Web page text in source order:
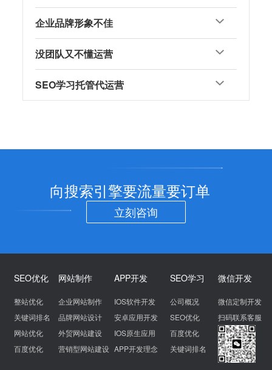
企业品牌形象不佳
没团队又不懂运营
SEO学习托管代运营
向搜索引擎要流量要订单
立刻咨询
SEO优化
整站优化
关键词排名
网站优化
百度优化
网站制作
企业网站制作
品牌网站设计
外贸网站建设
营销型网站建设
APP开发
IOS软件开发
安卓应用开发
IOS原生应用
APP开发理念
SEO学习
公司概况
SEO优化
百度优化
关键词排名
微信开发
微信定制开发
扫码联系客服